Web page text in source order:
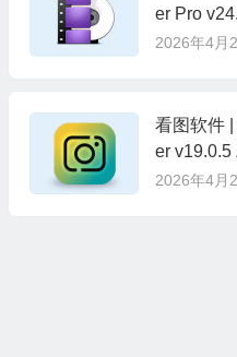
er Pro
2026年4月
看图软件
er v19.0.5
2026年4月